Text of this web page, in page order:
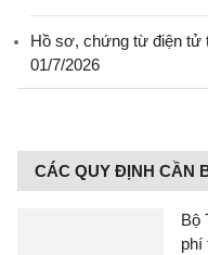
Hồ sơ, chứng từ điện tử
01/7/2026
CÁC QUY ĐỊNH CẦN
Bộ
phí